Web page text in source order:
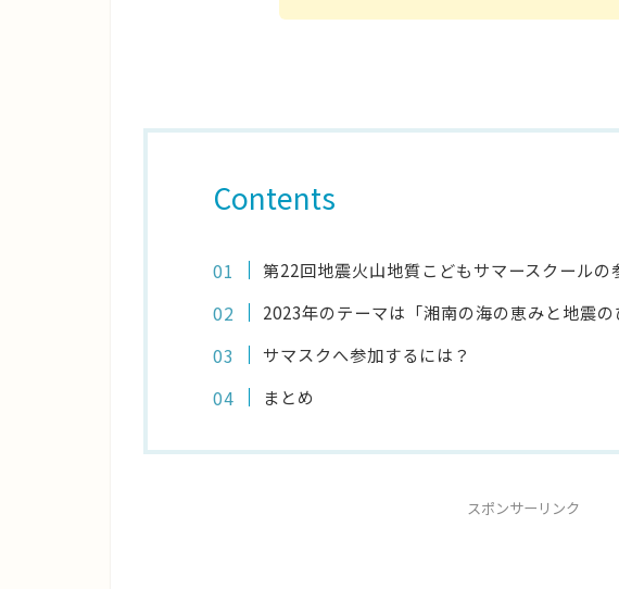
Contents
第22回地震火山地質こどもサマースクールの
2023年のテーマは「湘南の海の恵みと地震の
サマスクへ参加するには？
まとめ
スポンサーリンク